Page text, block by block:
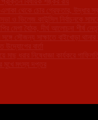
এলাকা থেকে চোর গ্রেফতার, উদ্ধার
ও ভিলেজ কাউন্সিল নির্বাচনকে সামনে
মেগা বৈঠক, দীর্ঘ আলোচনা শীর্ষ
সঙ্গে সৌজন্য সাক্ষাতে বাইখোড়া
উদ্যোগের বার্তা
মাছ ধরার নিষেধাজ্ঞা কার্যকরে
মুখে মৎস্য দপ্তর